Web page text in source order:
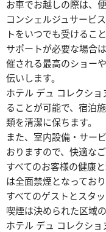
お車でお越しの際は、
コンシェルジュサービ
トをいつでも受けるこ
サポートが必要な場合
催される最高のショー
伝いします。
ホテル デュ コレクシ
ることが可能で、宿泊
類を清潔に保ちます。
また、室内設備・サー
おりますので、快適な
すべてのお客様の健康
は全面禁煙となっており
すべてのゲストとスタ
喫煙は決められた区域
ホテル デュ コレクシ